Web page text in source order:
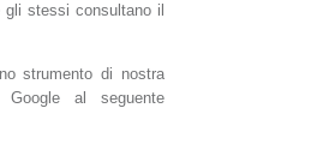
stessi consultano il
strumento di nostra
al seguente